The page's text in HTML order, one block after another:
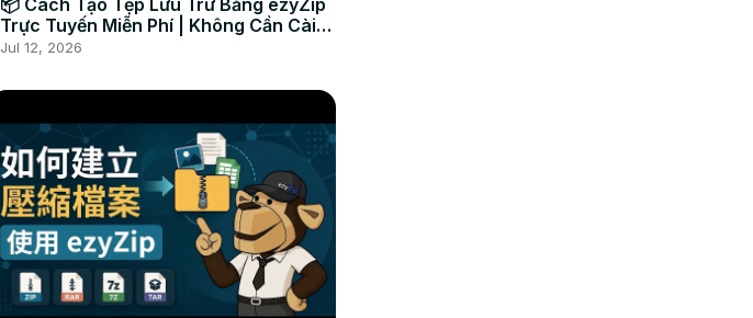
Trực Tuyến Miễn Phí | Không Cần Cài
Đặt Phần Mềm
Jul 12, 2026